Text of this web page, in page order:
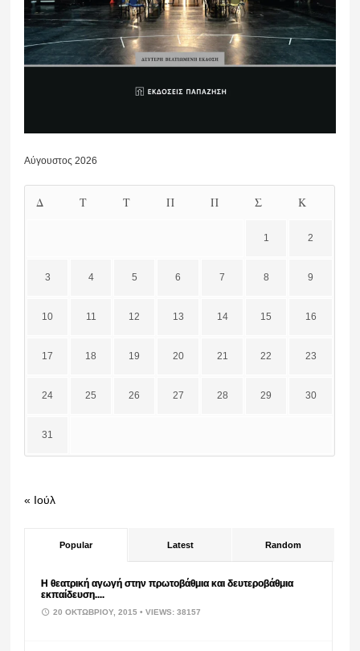
Αύγουστος 2026
Δ Τ Τ Π Π Σ Κ
1 2
3 4 5 6 7 8 9
10 11 12 13 14 15 16
17 18 19 20 21 22 23
24 25 26 27 28 29 30
31
« Ιούλ
Popular Latest Random
Η θεατρική αγωγή στην πρωτοβάθμια και δευτεροβάθμια
εκπαίδευση....
20 ΟΚΤΩΒΡΊΟΥ, 2015• VIEWS: 38157